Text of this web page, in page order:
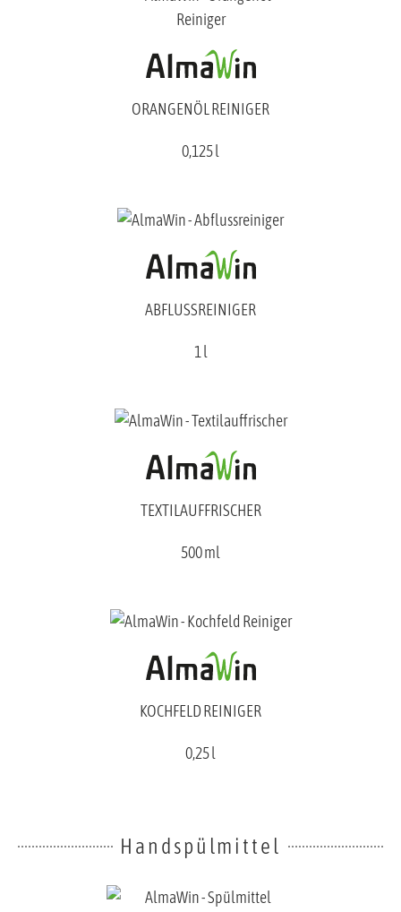
ORANGENÖL REINIGER
0,125 l
ABFLUSSREINIGER
1 l
TEXTILAUFFRISCHER
500 ml
KOCHFELD REINIGER
0,25 l
Handspülmittel